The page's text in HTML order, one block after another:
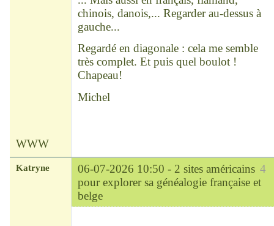
chinois, danois,... Regarder au-dessus à
gauche...
Regardé en diagonale : cela me semble
très complet. Et puis quel boulot !
Chapeau!
Michel
WWW
4
Katryne 06-07-2026 10:50 - 2 sites américains
pour explorer sa généalogie française et
belge